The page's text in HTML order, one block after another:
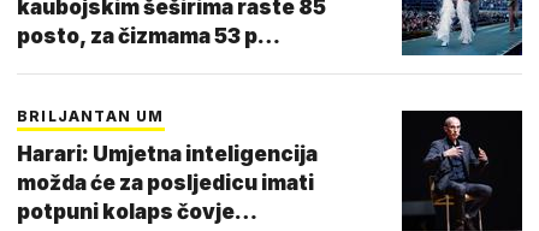
kaubojskim šeširima raste 85
posto, za čizmama 53 p…
BRILJANTAN UM
Harari: Umjetna inteligencija
možda će za posljedicu imati
potpuni kolaps čovje…